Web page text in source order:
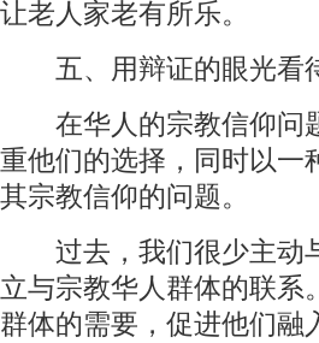
让老人家老有所乐。
五、用辩证的眼光看
在华人的宗教信仰问
重他们的选择，同时以一
其宗教信仰的问题。
过去，我们很少主动
立与宗教华人群体的联系
群体的需要，促进他们融